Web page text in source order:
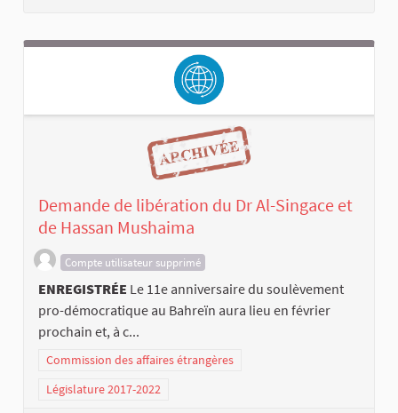
Demande de libération du Dr Al-Singace et
de Hassan Mushaima
Compte utilisateur supprimé
ENREGISTRÉE Le 11e anniversaire du soulèvement
pro-démocratique au Bahreïn aura lieu en février
prochain et, à c...
Commission des affaires étrangères
Législature 2017-2022